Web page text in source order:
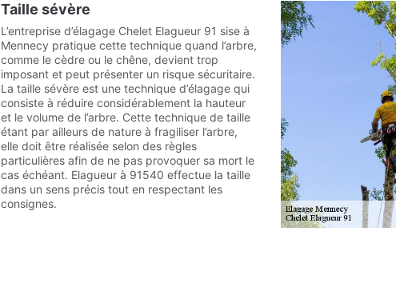
Taille sévère
L’entreprise d’élagage Chelet Elagueur 91 sise à
Mennecy pratique cette technique quand l’arbre,
comme le cèdre ou le chêne, devient trop
imposant et peut présenter un risque sécuritaire.
La taille sévère est une technique d’élagage qui
consiste à réduire considérablement la hauteur
et le volume de l’arbre. Cette technique de taille
étant par ailleurs de nature à fragiliser l’arbre,
elle doit être réalisée selon des règles
particulières afin de ne pas provoquer sa mort le
cas échéant. Elagueur à 91540 effectue la taille
dans un sens précis tout en respectant les
consignes.